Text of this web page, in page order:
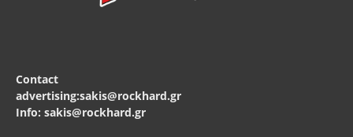
Contact
advertising:sakis@rockhard.gr
Info: sakis@rockhard.gr